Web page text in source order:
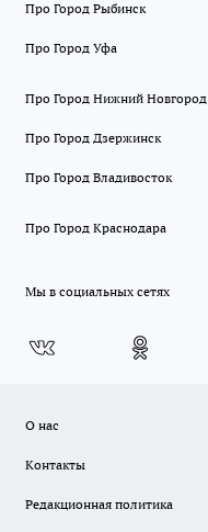
Про Город Рыбинск
Про Город Уфа
Про Город Нижний Новгород
Про Город Дзержинск
Про Город Владивосток
Про Город Краснодара
Мы в социальных сетях
О нас
Контакты
Редакционная политика